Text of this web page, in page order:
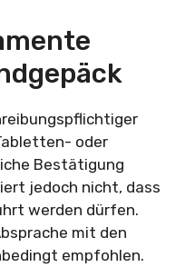
oder
Bestätigung
jedoch nicht, dass
werden dürfen.
mit den
empfohlen.